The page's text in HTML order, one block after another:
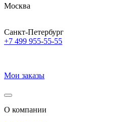
Москва
Санкт-Петербург
+7 499 955-55-55
Мои заказы
О компании